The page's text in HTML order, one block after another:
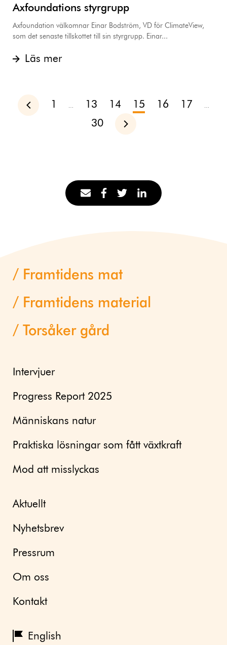
Axfoundations styrgrupp
Axfoundation välkomnar Einar Bodström, VD för ClimateView,
som det senaste tillskottet till sin styrgrupp. Einar...
Läs mer
Föregående
1 13 14 15 16 17
30 Nästa
Framtidens mat
Framtidens material
Torsåker gård
Intervjuer
Progress Report 2025
Människans natur
Praktiska lösningar som fått växtkraft
Mod att misslyckas
Aktuellt
Nyhetsbrev
Pressrum
Om oss
Kontakt
English